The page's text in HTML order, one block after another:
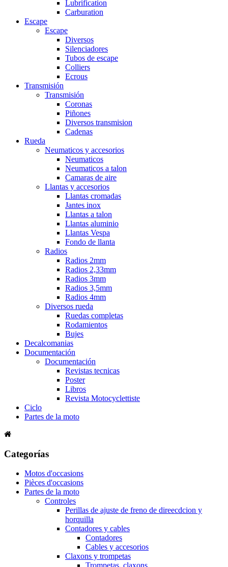
Lubrification
Carburation
Escape
Escape
Diversos
Silenciadores
Tubos de escape
Colliers
Ecrous
Transmisión
Transmisión
Coronas
Piñones
Diversos transmision
Cadenas
Rueda
Neumaticos y accesorios
Neumaticos
Neumaticos a talon
Camaras de aire
Llantas y accesorios
Llantas cromadas
Jantes inox
Llantas a talon
Llantas aluminio
Llantas Vespa
Fondo de llanta
Radios
Radios 2mm
Radios 2,33mm
Radios 3mm
Radios 3,5mm
Radios 4mm
Diversos rueda
Ruedas completas
Rodamientos
Bujes
Decalcomanias
Documentación
Documentación
Revistas tecnicas
Poster
Libros
Revista Motocyclettiste
Ciclo
Partes de la moto
Categorías
Motos d'occasions
Pièces d'occasions
Partes de la moto
Controles
Perillas de ajuste de freno de direecdcion y
horquilla
Contadores y cables
Contadores
Cables y accesorios
Claxons y trompetas